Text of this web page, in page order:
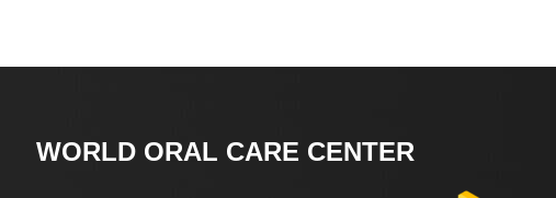
WORLD ORAL CARE CENTER